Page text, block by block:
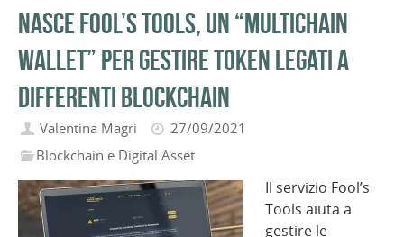
Nasce Fool’s Tools, un “multichain
wallet” per gestire token legati a
differenti blockchain
Valentina Magri
27/09/2021
Blockchain e Digital Asset
Il servizio Fool’s
Tools aiuta a
gestire le